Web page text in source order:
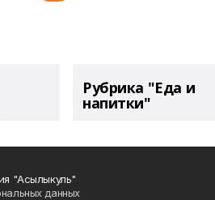
Рубрика "Еда и
напитки"
"Асылыкуль"
данных